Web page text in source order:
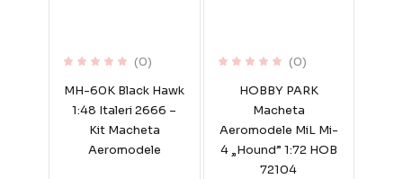
(0)
MH-60K Black Hawk
1:48 Italeri 2666 –
Kit Macheta
Aeromodele
(0)
HOBBY PARK
Macheta
Aeromodele MiL Mi-
4 „Hound” 1:72 HOB
72104